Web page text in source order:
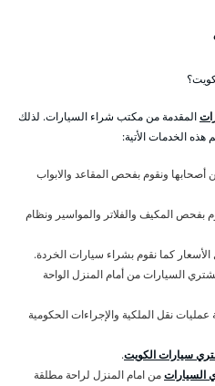
المقدمة من مكتب شراء السيارات. لذلك
هذه الخدمات الأتية:
ونقوم بفحص المقاعد والابواب
بفحص المكيف والفلاتر والمواسير ونظام
كما نقوم بشراء سيارات الخردة.
السيارات من أمام المنزل الواحة
نقل الملكية والإجراءات الحكومية
سيارات الكويت.
السياراتمن امام المنزل لراحة مطلقة